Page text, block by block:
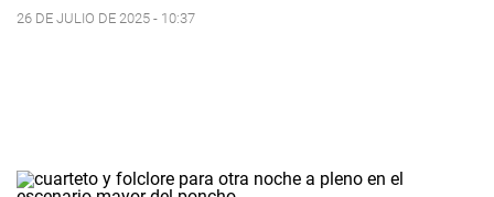
26 DE JULIO DE 2025 - 10:37